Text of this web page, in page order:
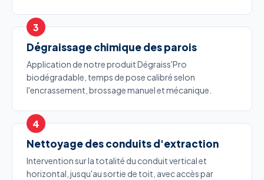
Dégraissage chimique des parois
Application de notre produit Dégraiss'Pro
biodégradable, temps de pose calibré selon
l'encrassement, brossage manuel et mécanique.
Nettoyage des conduits d'extraction
Intervention sur la totalité du conduit vertical et
horizontal, jusqu'au sortie de toit, avec accès par